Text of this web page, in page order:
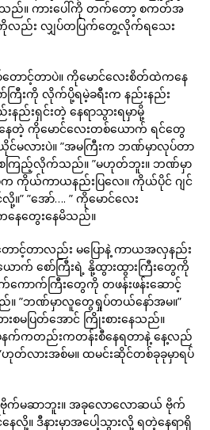
ေသည်။ ကားပေါ်ကို တက်တော့ စကတ်အ
လည်း လျှပ်တပြက်တွေ့လိုက်ရသေး
တောင့်တာပဲ။ ကိုမောင်လေးစိတ်ထဲကနေ
ာ်ကြီးကို လိုက်ပို့ရမဲ့ခရီးက နည်းနည်း
ည်းရှင်းတဲ့ နေရာသွားရမှာမို့
တဲ့ ကိုမောင်လေးတစ်ယောက် ရင်တွေ
င်မလားပဲ။ ”အမကြီးက ဘဏ်မှာလုပ်တာ
းစကြည့်လိုက်သည်။ ”မဟုတ်ဘူး။ ဘဏ်မှာ
က ကိုယ်ကာယနည်းပြလေ။ ကိုယ်ပိုင် ဂျင်
” ”အော်…. ” ကိုမောင်လေး
ေတွေးနေမိသည်။
ောင့်တာလည်း မပြောနဲ့ ကာယအလှနည်း
ောက် စော်ကြီးရဲ့ နို့ထွားထွားကြီးတွေကို
ကောက်ကြီးတွေကို တဖန်းဖန်းဆောင့်
ည်။ ”ဘဏ်မှာလူတွေရှုပ်တယ်နော်အမ။”
းစမပြတ်အောင် ကြိုးစားနေသည်။
က်ကတည်းကတန်းစီနေရတာနဲ့ နေ့လည်
”ဟုတ်လားအစ်မ။ ထမင်းဆိုင်တစ်ခုခုမှာရပ်
ဗိုက်မဆာဘူး။ အခုလောလောဆယ် ဗိုက်
လို့။ ဒီနားမှာအပေါ့သွားလို့ ရတဲ့နေရာရှိ